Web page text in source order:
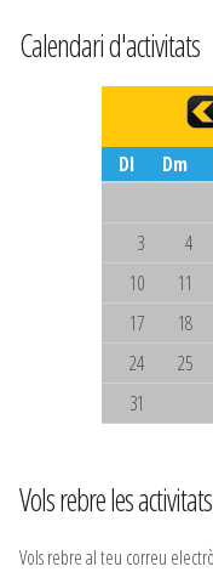
Calendari d'activitats
Dl
Dm
3
4
10
11
17
18
24
25
31
Vols rebre les
Vols rebre al teu correu